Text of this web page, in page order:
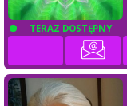
TERAZ DOSTĘPNY